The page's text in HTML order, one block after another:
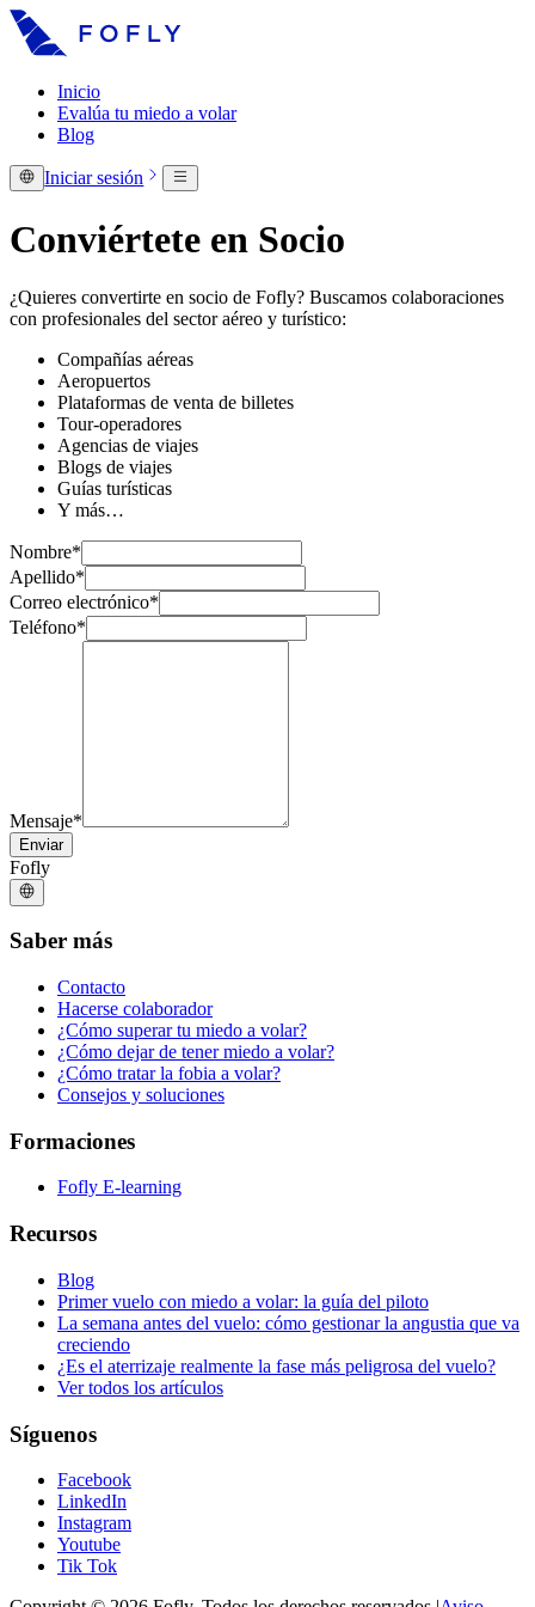
Inicio
Evalúa tu miedo a volar
Blog
Iniciar sesión
Conviértete en Socio
¿Quieres convertirte en socio de Fofly? Buscamos colaboraciones
con profesionales del sector aéreo y turístico:
Compañías aéreas
Aeropuertos
Plataformas de venta de billetes
Tour-operadores
Agencias de viajes
Blogs de viajes
Guías turísticas
Y más…
Nombre*
Apellido*
Correo electrónico*
Teléfono*
Mensaje*
Enviar
Fofly
Saber más
Contacto
Hacerse colaborador
¿Cómo superar tu miedo a volar?
¿Cómo dejar de tener miedo a volar?
¿Cómo tratar la fobia a volar?
Consejos y soluciones
Formaciones
Fofly E-learning
Recursos
Blog
Primer vuelo con miedo a volar: la guía del piloto
La semana antes del vuelo: cómo gestionar la angustia que va
creciendo
¿Es el aterrizaje realmente la fase más peligrosa del vuelo?
Ver todos los artículos
Síguenos
Facebook
LinkedIn
Instagram
Youtube
Tik Tok